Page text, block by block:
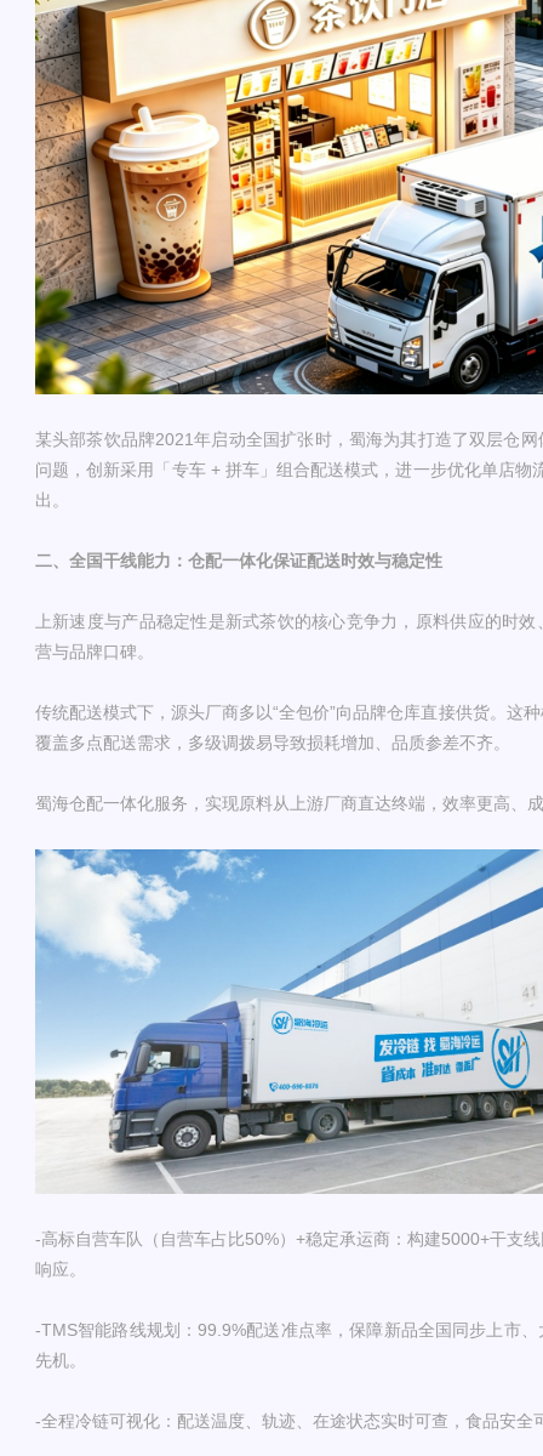
某头部茶饮品牌2021年启动全国扩张时，蜀海为其打造了双层仓
问题，创新采用「专车 + 拼车」组合配送模式，进一步优化单店物
出。
二、全国干线能力：仓配一体化保证配送时效与稳定性
上新速度与产品稳定性是新式茶饮的核心竞争力，原料供应的时
营与品牌口碑。
传统配送模式下，源头厂商多以“全包价”向品牌仓库直接供货。这
覆盖多点配送需求，多级调拨易导致损耗增加、品质参差不齐。
蜀海仓配一体化服务，实现原料从上游厂商直达终端，效率更高、
-高标自营车队（自营车占比50%）+稳定承运商：构建5000+干支
响应。
-TMS智能路线规划：99.9%配送准点率，保障新品全国同步上市
先机。
-全程冷链可视化：配送温度、轨迹、在途状态实时可查，食品安全